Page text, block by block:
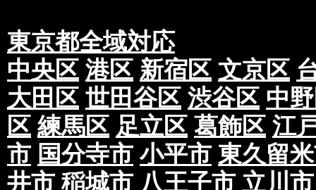
東京都全域対応
中央区 港区 新宿区 文京区
大田区 世田谷区 渋谷区 中
区 練馬区 足立区 葛飾区 江
市 国分寺市 小平市 東久留
井市 稲城市 八王子市 立川市